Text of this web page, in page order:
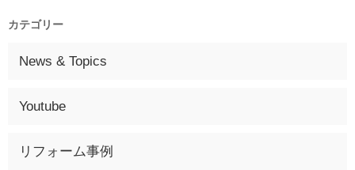
カテゴリー
News & Topics
Youtube
リフォーム事例